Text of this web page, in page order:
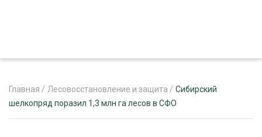
Главная / Лесовосстановление и защита / Сибирский
шелкопряд поразил 1,3 млн га лесов в СФО